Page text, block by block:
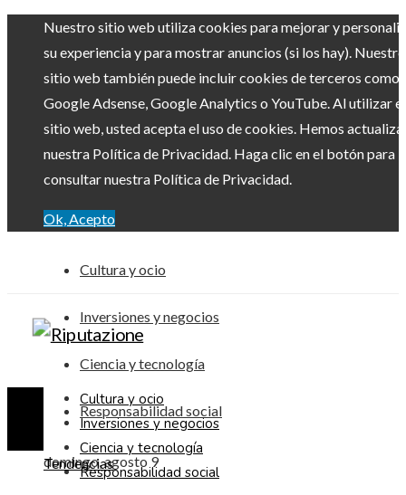
Nuestro sitio web utiliza cookies para mejorar y
su experiencia y para mostrar anuncios (si los hay). Nuestro
sitio web también puede incluir cookies de terceros como
Google Adsense, Google Analytics o YouTube. Al utilizar el
sitio web, usted acepta el uso de cookies. Hemos
nuestra Política de Privacidad. Haga clic en el botón para
consultar nuestra Política de Privacidad.
Ok, Acepto
Cultura y ocio
Inversiones y negocios
Ciencia y tecnología
Responsabilidad social
domingo, agosto 9
Cultura y ocio
Inversiones y negocios
Ciencia y tecnología
Responsabilidad social
Tendencias